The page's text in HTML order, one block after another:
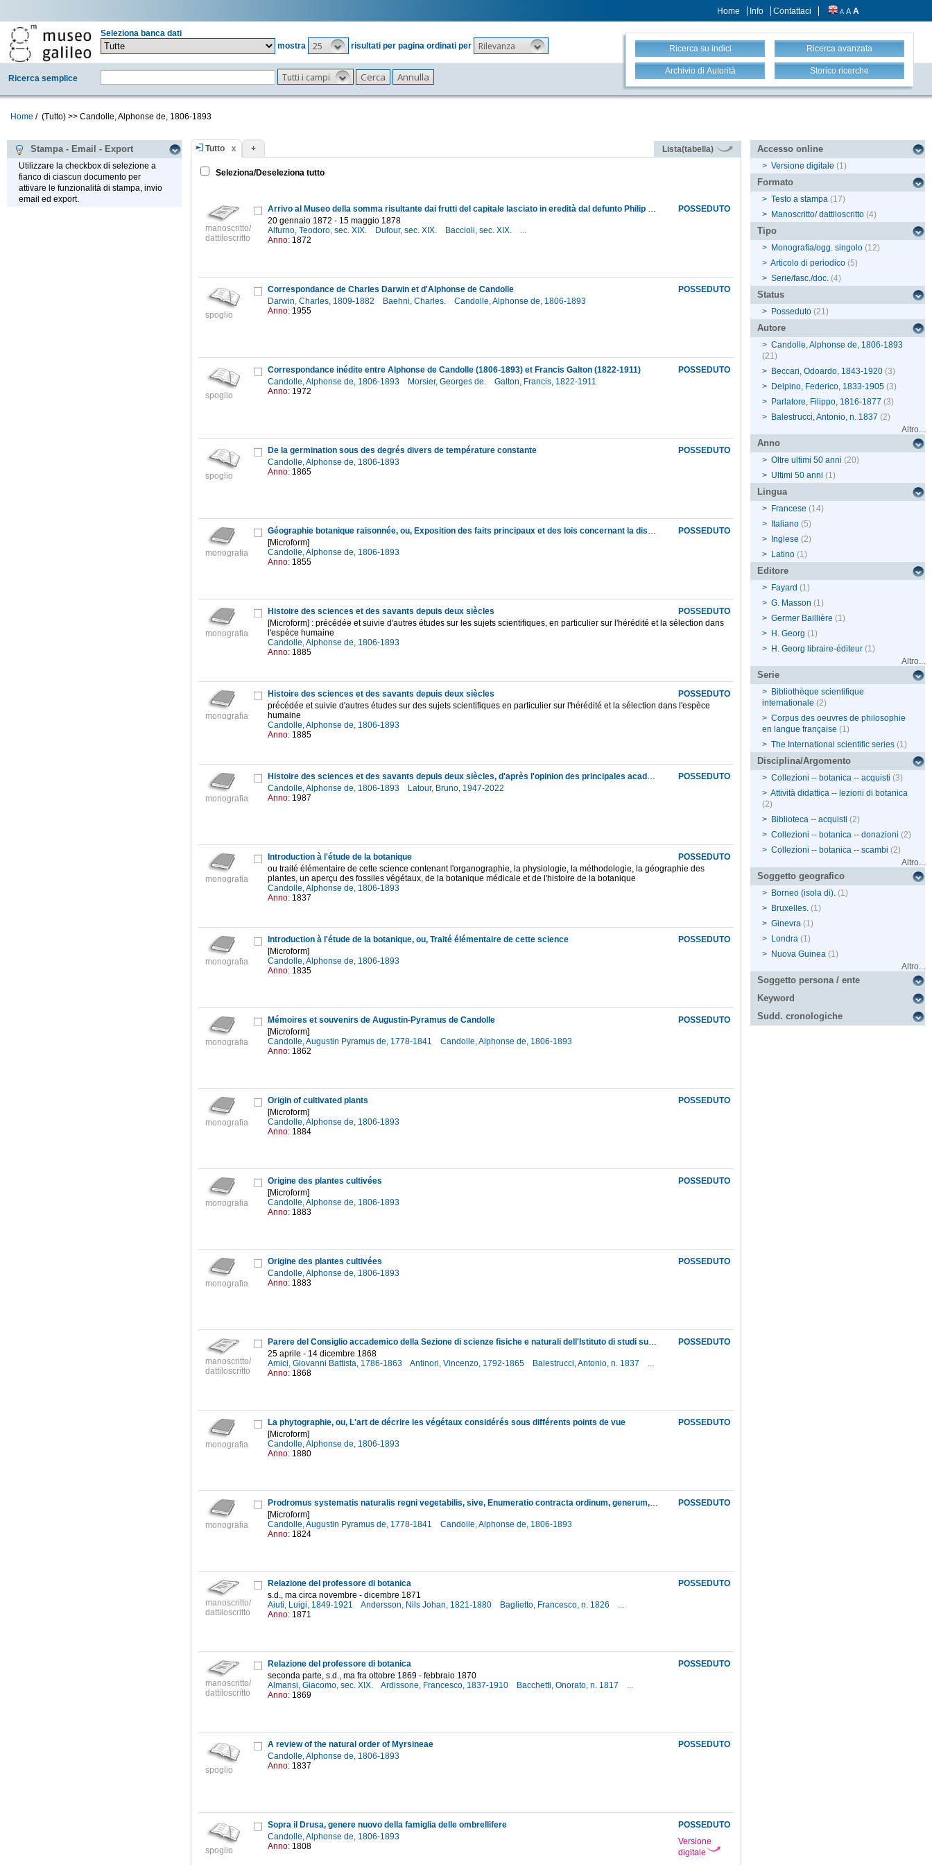
Home Info Contattaci A A A
Seleziona banca dati
mostra
25 risultati per pagina ordinati per Rilevanza
Ricerca semplice Tutti i campi
Ricerca su indici Ricerca avanzata
Archivio di Autorità Storico ricerche
Home / (Tutto) >> Candolle, Alphonse de, 1806-1893
Stampa - Email - Export
Utilizzare la checkbox di selezione a
fianco di ciascun documento per
attivare le funzionalità di stampa, invio
email ed export.
Tutto + Lista(tabella)
Seleziona/Deseleziona tutto
manoscritto/
dattiloscritto
POSSEDUTO
Arrivo al Museo della somma risultante dai frutti del capitale lasciato in eredità dal defunto Philip Barker Webb al granduca di Toscana, insieme al suo erbario ed alla sua biblioteca, che furono depositati nel Museo; impiego di una parte di tale somma per pagare: gli scaffali fatti per l'erbario e la biblioteca Webb, le piante secche del Borneo ed alcune opere cedute da Odoardo Beccari, la continuazione di opere, periodiche e non, rimaste incomplete nella biblioteca Webb; il resto della somma viene investito in certificati del debito pubblico, in modo da utilizzarne la rendita per la conservazione e l'aumento dell'erbario e della biblioteca
20 gennaio 1872 - 15 maggio 1878
Alfurno, Teodoro, sec. XIX.
Dufour, sec. XIX. Baccioli, sec. XIX.
...
Anno: 1872
spoglio
POSSEDUTO
Correspondance de Charles Darwin et d'Alphonse de Candolle
Darwin, Charles, 1809-1882
Baehni, Charles.
Candolle, Alphonse de, 1806-1893
Anno: 1955
spoglio
POSSEDUTO
Correspondance inédite entre Alphonse de Candolle (1806-1893) et Francis Galton (1822-1911)
Candolle, Alphonse de, 1806-1893
Morsier, Georges de.
Galton, Francis, 1822-1911
Anno: 1972
spoglio
POSSEDUTO
De la germination sous des degrés divers de température constante
Candolle, Alphonse de, 1806-1893
Anno: 1865
monografia
POSSEDUTO
Géographie botanique raisonnée, ou, Exposition des faits principaux et des lois concernant la distribution géographique des plantes de l'epoque actuelle
[Microform]
Candolle, Alphonse de, 1806-1893
Anno: 1855
monografia
POSSEDUTO
Histoire des sciences et des savants depuis deux siècles
[Microform] : précédée et suivie d'autres études sur les sujets scientifiques, en particulier sur l'hérédité et la sélection dans
l'espèce humaine
Candolle, Alphonse de, 1806-1893
Anno: 1885
monografia
POSSEDUTO
Histoire des sciences et des savants depuis deux siècles
précédée et suivie d'autres études sur des sujets scientifiques en particulier sur l'hérédité et la sélection dans l'espèce
humaine
Candolle, Alphonse de, 1806-1893
Anno: 1885
monografia
POSSEDUTO
Histoire des sciences et des savants depuis deux siècles, d'après l'opinion des principales académies ou sociétés scientifiques
Candolle, Alphonse de, 1806-1893
Latour, Bruno, 1947-2022
Anno: 1987
monografia
POSSEDUTO
Introduction à l'étude de la botanique
ou traité élémentaire de cette science contenant l'organographie, la physiologie, la méthodologie, la géographie des
plantes, un aperçu des fossiles végétaux, de la botanique médicale et de l'histoire de la botanique
Candolle, Alphonse de, 1806-1893
Anno: 1837
monografia
POSSEDUTO
Introduction à l'étude de la botanique, ou, Traité élémentaire de cette science
[Microform]
Candolle, Alphonse de, 1806-1893
Anno: 1835
monografia
POSSEDUTO
Mémoires et souvenirs de Augustin-Pyramus de Candolle
[Microform]
Candolle, Augustin Pyramus de, 1778-1841
Candolle, Alphonse de, 1806-1893
Anno: 1862
monografia
POSSEDUTO
Origin of cultivated plants
[Microform]
Candolle, Alphonse de, 1806-1893
Anno: 1884
monografia
POSSEDUTO
Origine des plantes cultivées
[Microform]
Candolle, Alphonse de, 1806-1893
Anno: 1883
monografia
POSSEDUTO
Origine des plantes cultivées
Candolle, Alphonse de, 1806-1893
Anno: 1883
manoscritto/
dattiloscritto
POSSEDUTO
Parere del Consiglio accademico della Sezione di scienze fisiche e naturali dell'Istituto di studi superiori in merito alla copertura della cattedra di fisica, vacante per la morte del professor Magrini. Lettera aperta di Carlo Matteucci a Stanislao Cannizzaro nella quale si discute, in relazione alla cattedra di fisica del Museo, il carattere di "Scuola del Cimento" che esso dovrebbe assumere; decreto ministeriale che nomina proprio Matteucci alla cattedra suddetta. Nuova vacanza della medesima, per la morte di Matteucci
25 aprile - 14 dicembre 1868
Amici, Giovanni Battista, 1786-1863
Antinori, Vincenzo, 1792-1865 Balestrucci, Antonio, n. 1837
...
Anno: 1868
monografia
POSSEDUTO
La phytographie, ou, L'art de décrire les végétaux considérés sous différents points de vue
[Microform]
Candolle, Alphonse de, 1806-1893
Anno: 1880
monografia
POSSEDUTO
Prodromus systematis naturalis regni vegetabilis, sive, Enumeratio contracta ordinum, generum, specierumque plantarum huc usque cognitarium, juxta methodi naturalis, normas digesta
[Microform]
Candolle, Augustin Pyramus de, 1778-1841
Candolle, Alphonse de, 1806-1893
Anno: 1824
manoscritto/
dattiloscritto
POSSEDUTO
Relazione del professore di botanica
s.d., ma circa novembre - dicembre 1871
Aiuti, Luigi, 1849-1921
Andersson, Nils Johan, 1821-1880 Baglietto, Francesco, n. 1826
...
Anno: 1871
manoscritto/
dattiloscritto
POSSEDUTO
Relazione del professore di botanica
seconda parte, s.d., ma fra ottobre 1869 - febbraio 1870
Almansi, Giacomo, sec. XIX.
Ardissone, Francesco, 1837-1910 Bacchetti, Onorato, n. 1817
...
Anno: 1869
spoglio
POSSEDUTO
A review of the natural order of Myrsineae
Candolle, Alphonse de, 1806-1893
Anno: 1837
spoglio
POSSEDUTO
Versione
digitale
Sopra il Drusa, genere nuovo della famiglia delle ombrellifere
Candolle, Alphonse de, 1806-1893
Anno: 1808
Accesso online
> Versione digitale (1)
Formato
> Testo a stampa (17)
> Manoscritto/ dattiloscritto (4)
Tipo
> Monografia/ogg. singolo (12)
> Articolo di periodico (5)
> Serie/fasc./doc. (4)
Status
> Posseduto (21)
Autore
> Candolle, Alphonse de, 1806-1893
(21)
> Beccari, Odoardo, 1843-1920 (3)
> Delpino, Federico, 1833-1905 (3)
> Parlatore, Filippo, 1816-1877 (3)
> Balestrucci, Antonio, n. 1837 (2)
Altro...
Anno
> Oltre ultimi 50 anni (20)
> Ultimi 50 anni (1)
Lingua
> Francese (14)
>
Italiano (5)
>
Inglese (2)
> Latino (1)
Editore
> Fayard (1)
> G. Masson (1)
> Germer Baillière (1)
> H. Georg (1)
> H. Georg libraire-éditeur (1)
Altro...
Serie
> Bibliothèque scientifique
internationale (2)
> Corpus des oeuvres de philosophie
en langue française (1)
> The International scientific series (1)
Disciplina/Argomento
> Collezioni -- botanica -- acquisti (3)
> Attività didattica -- lezioni di botanica
(2)
> Biblioteca -- acquisti (2)
> Collezioni -- botanica -- donazioni (2)
> Collezioni -- botanica -- scambi (2)
Altro...
Soggetto geografico
> Borneo (isola di). (1)
> Bruxelles. (1)
> Ginevra (1)
> Londra (1)
> Nuova Guinea (1)
Altro...
Soggetto persona / ente
Keyword
Sudd. cronologiche